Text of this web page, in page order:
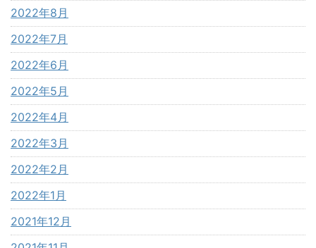
2022年8月
2022年7月
2022年6月
2022年5月
2022年4月
2022年3月
2022年2月
2022年1月
2021年12月